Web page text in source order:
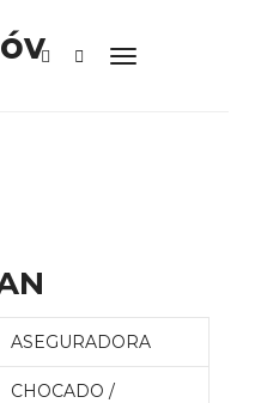
ASEGURADORA
CHOCADO /